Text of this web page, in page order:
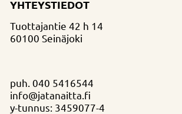
YHTEYSTIEDOT
Tuottajantie 42 h 14
60100 Seinäjoki
puh. 040 5416544
info@jatanaitta.fi
y-tunnus: 3459077-4